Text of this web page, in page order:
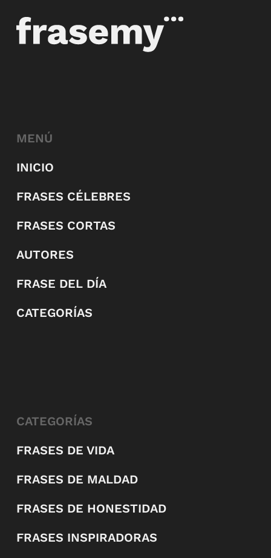
MENÚ
INICIO
FRASES CÉLEBRES
FRASES CORTAS
AUTORES
FRASE DEL DÍA
CATEGORÍAS
CATEGORÍAS
FRASES DE VIDA
FRASES DE MALDAD
FRASES DE HONESTIDAD
FRASES INSPIRADORAS